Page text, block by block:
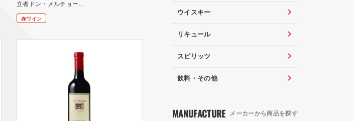
立者ドン・メルチョー…
赤ワイン
ウイスキー
リキュール
スピリッツ
飲料・その他
MANUFACTURE メーカーから商品を探す